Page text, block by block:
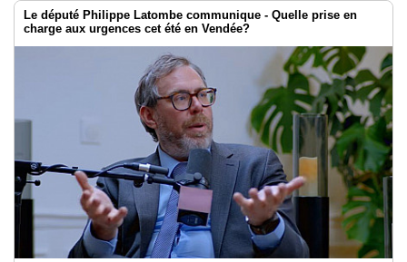
Le député Philippe Latombe communique - Quelle prise en
charge aux urgences cet été en Vendée?